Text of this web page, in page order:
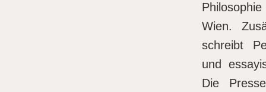
Wien.
schreibt
und
Die